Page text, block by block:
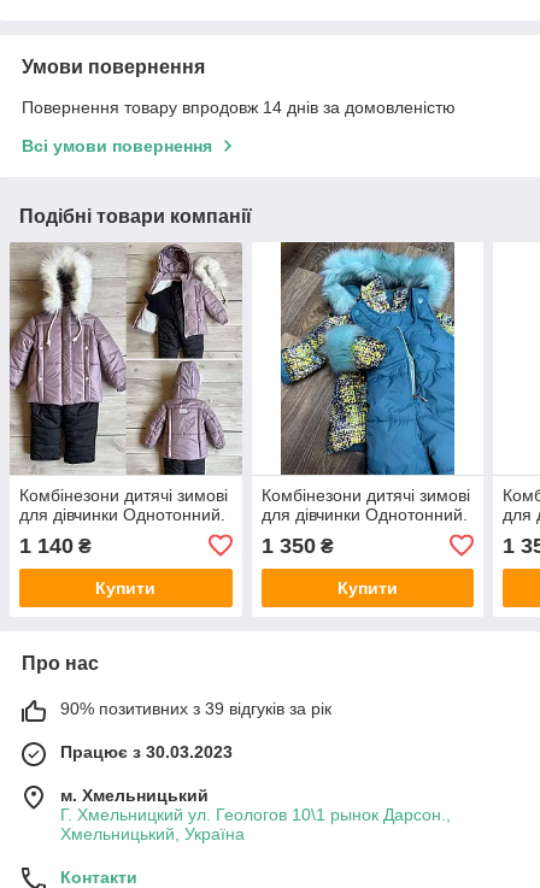
Умови повернення
Повернення товару впродовж 14 днів за домовленістю
Всі умови повернення
Подібні товари компанії
Комбінезони дитячі зимові
для дівчинки Однотонний.
1 140 ₴
Купити
Комбінезони дитячі зимові
для дівчинки Однотонний.
1 350₴
Купити
для
1
Про нас
90% позитивних з 39 відгуків за рік
Працює з 30.03.2023
м. Хмельницький
Г. Хмельницкий ул. Геологов 10\1 рынок Дарсон.,
Хмельницький, Україна
Контакти